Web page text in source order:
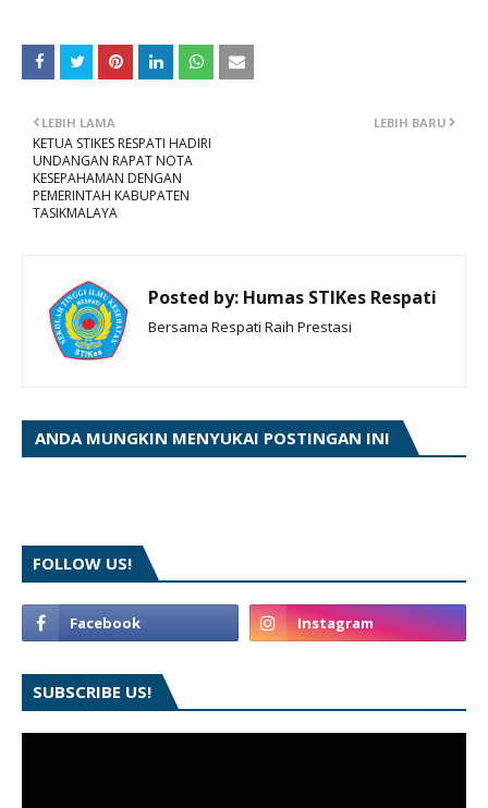
LEBIH BARU
LEBIH LAMA
KETUA STIKES RESPATI HADIRI
UNDANGAN RAPAT NOTA
KESEPAHAMAN DENGAN
PEMERINTAH KABUPATEN
TASIKMALAYA
Posted by: Humas STIKes Respati
Bersama Respati Raih Prestasi
ANDA MUNGKIN MENYUKAI POSTINGAN INI
FOLLOW US!
SUBSCRIBE US!